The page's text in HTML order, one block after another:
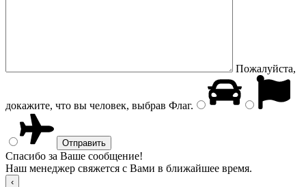
Пожалуйста,
докажите, что вы человек, выбрав Флаг.
Спасибо за Ваше сообщение!
Наш менеджер свяжется с Вами в ближайшее время.